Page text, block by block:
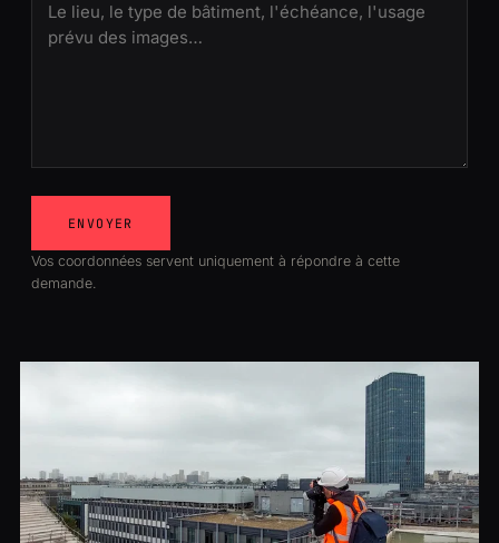
ENVOYER
Vos coordonnées servent uniquement à répondre à cette
demande.